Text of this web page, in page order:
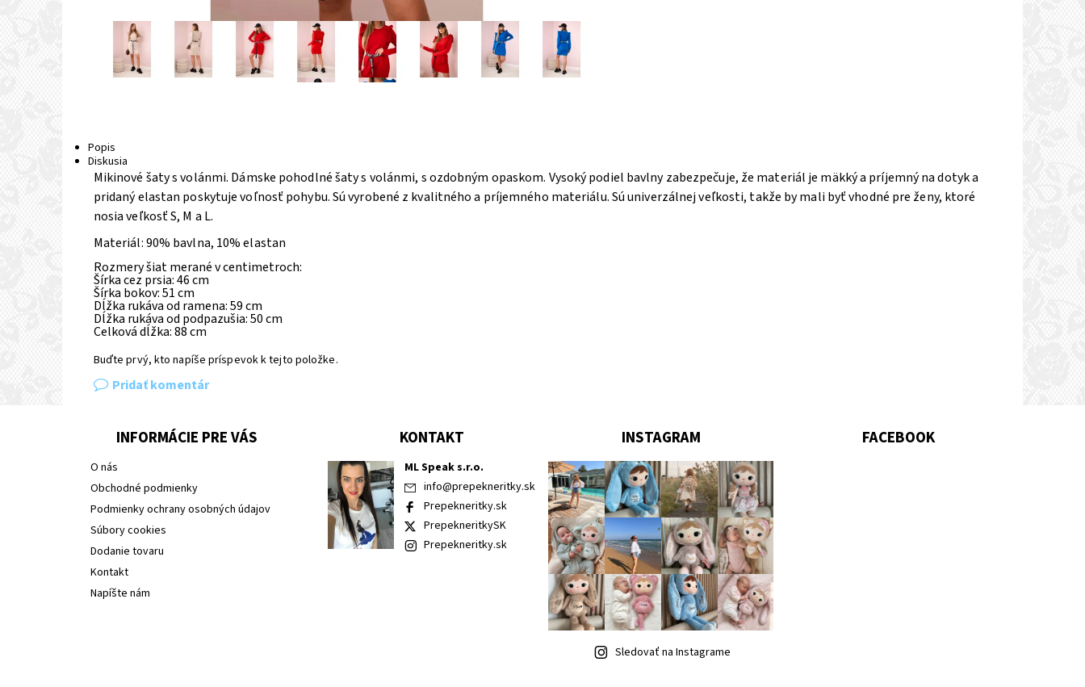
Popis
Diskusia
Mikinové šaty s volánmi. Dámske pohodlné šaty s volánmi, s ozdobným opaskom. Vysoký podiel bavlny zabezpečuje, že materiál je mäkký a príjemný na dotyk a
pridaný elastan poskytuje voľnosť pohybu. Sú vyrobené z kvalitného a príjemného materiálu. Sú univerzálnej veľkosti, takže by mali byť vhodné pre ženy, ktoré
nosia veľkosť S, M a L.
Materiál: 90% bavlna, 10% elastan
Rozmery šiat merané v centimetroch:
Šírka cez prsia: 46 cm
Šírka bokov: 51 cm
Dĺžka rukáva od ramena: 59 cm
Dĺžka rukáva od podpazušia: 50 cm
Celková dĺžka: 88 cm
Buďte prvý, kto napíše príspevok k tejto položke.
Pridať komentár
INFORMÁCIE PRE VÁS
O nás
Obchodné podmienky
Podmienky ochrany osobných údajov
Súbory cookies
Dodanie tovaru
Kontakt
Napíšte nám
KONTAKT
ML Speak s.r.o.
info@prepekneritky.sk
Prepekneritky.sk
PrepekneritkySK
Prepekneritky.sk
INSTAGRAM
Sledovať na Instagrame
FACEBOOK